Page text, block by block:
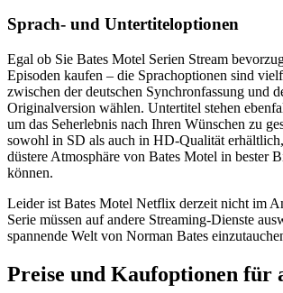
Sprach- und Untertiteloptionen
Egal ob Sie Bates Motel Serien Stream
Episoden kaufen – die Sprachoptionen sind
zwischen der deutschen Synchronfassung und
Originalversion wählen. Untertitel stehen
um das Seherlebnis nach Ihren Wünschen zu
sowohl in SD als auch in HD-Qualität
düstere Atmosphäre von Bates Motel in bester
können.
Leider ist Bates Motel Netflix derzeit nicht im
Serie müssen auf andere Streaming-Dienste
spannende Welt von Norman Bates
Preise und Kaufoptionen für